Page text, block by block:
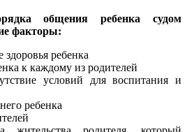
общения ребенка судом
факторы:
здоровья ребенка
к каждому из родителей
условий для воспитания и
ребенка